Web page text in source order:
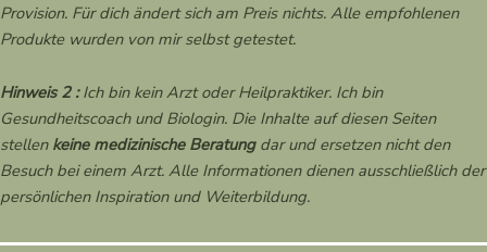
Provision. Für dich ändert sich am Preis nichts. Alle empfohlenen
Produkte wurden von mir selbst getestet.
Hinweis 2 :Ich bin kein Arzt oder Heilpraktiker. Ich bin
Gesundheitscoach und Biologin. Die Inhalte auf diesen Seiten
stellen keine medizinische Beratung dar und ersetzen nicht den
Besuch bei einem Arzt. Alle Informationen dienen ausschließlich der
persönlichen Inspiration und Weiterbildung.